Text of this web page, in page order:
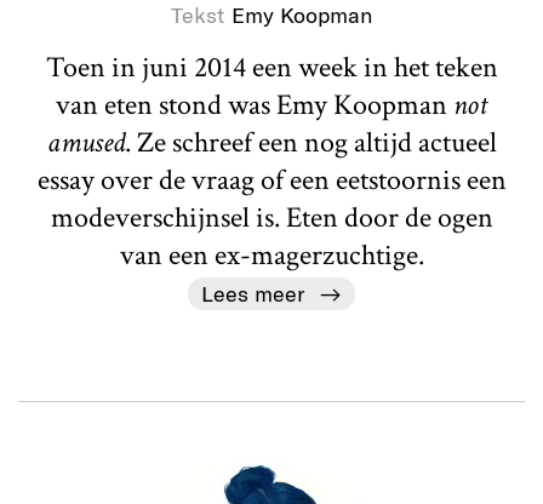
Tekst Emy Koopman
Toen in juni 2014 een week in het teken
van eten stond was Emy Koopmannot
amused. Ze schreef een nog altijd actueel
essay over de vraag of een eetstoornis een
modeverschijnsel is. Eten door de ogen
van een ex-magerzuchtige.
Lees meer